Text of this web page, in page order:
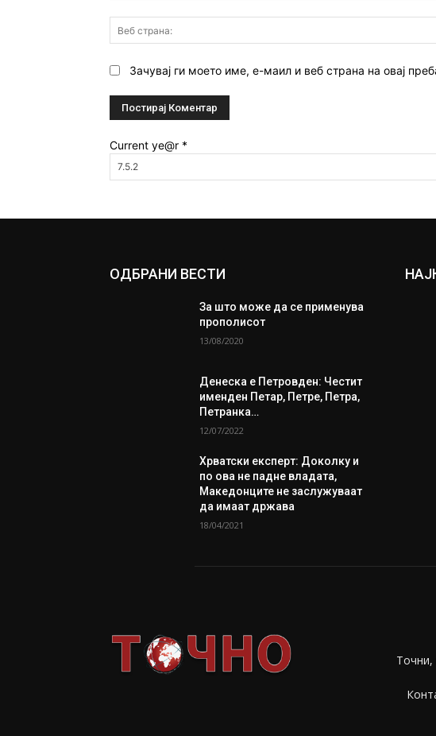
Зачувај ги моето име, е-маил и веб страна на овај
Current ye@r *
ОДБРАНИ ВЕСТИ
За што може да се применува
прополисот
13/08/2020
Денеска е Петровден: Честит
именден Петар, Петре, Петра,
Петранка…
12/07/2022
Хрватски експерт: Доколку и
по ова не падне владата,
Македонците не заслужуваат
да имаат држава
18/04/2021
Точни,